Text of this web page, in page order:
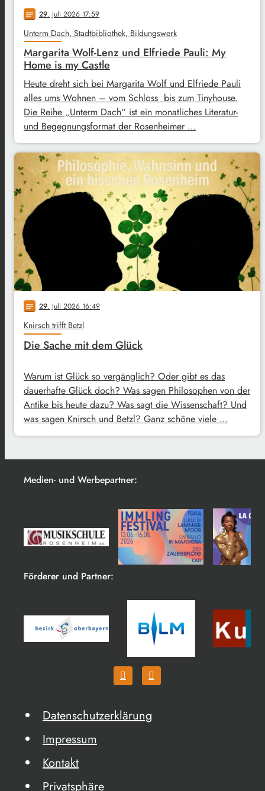
notes 29. Juli 2026 17:59
Unterm Dach, Stadtbibliothek, Bildungswerk
Margarita Wolf-Lenz und Elfriede Pauli: My
Home is my Castle
Heute dreht sich bei Margarita Wolf und Elfriede Pauli
alles ums Wohnen – vom Schloss bis zum Tinyhouse.
Die Reihe „Unterm Dach“ ist ein monatliches Literatur-
und Begegnungsformat der Rosenheimer …
notes 29. Juli 2026 16:49
Knirsch trifft Betzl
Die Sache mit dem Glück
Warum ist Glück so vergänglich? Oder gibt es das
dauerhafte Glück doch? Was sagen Philosophen von der
Antike bis heute dazu? Was sagt die Wissenschaft? Und
was sagen Knirsch und Betzl? Ganz schöne viele …
Medien- und Werbepartner:
Förderer und Partner:
Datenschutzerklärung
Impressum
Kontakt
Privatsphäre